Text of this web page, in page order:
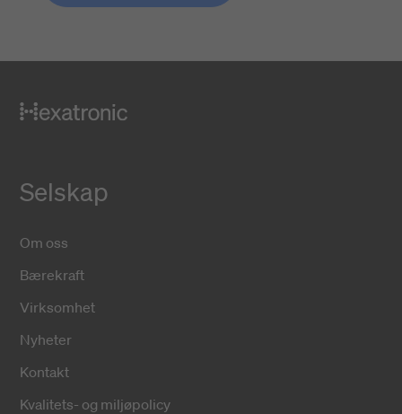
Selskap
Om oss
Bærekraft
Virksomhet
Nyheter
Kontakt
Kvalitets- og miljøpolicy